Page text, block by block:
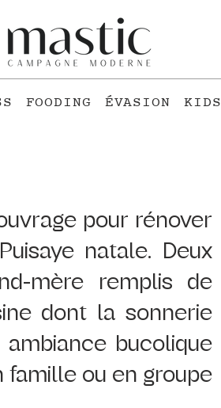
FOODING ÉVASION KIDS
pour rénover
natale. Deux
mère remplis de
dont la sonnerie
bucolique
ou en groupe